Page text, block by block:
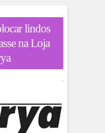
lindos
na Loja